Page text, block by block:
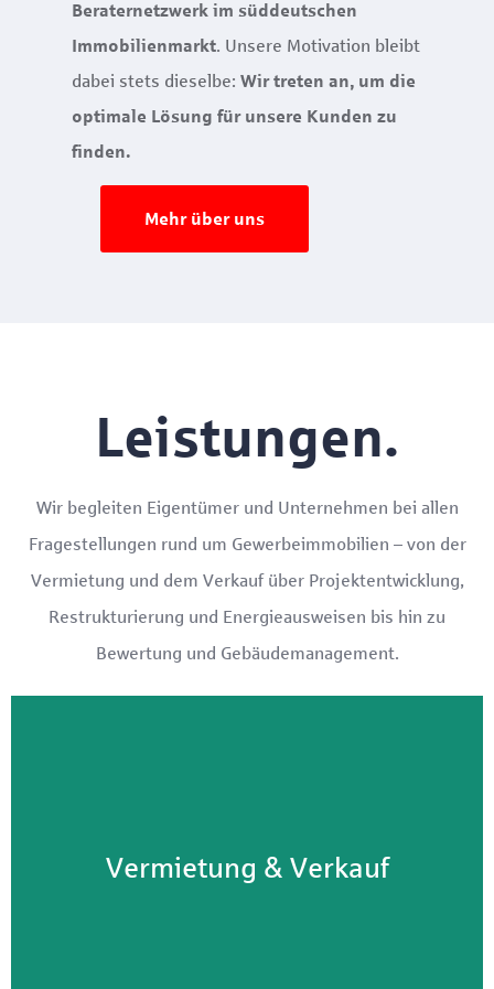
Beraternetzwerk im süddeutschen
Immobilienmarkt. Unsere Motivation bleibt
dabei stets dieselbe: Wir treten an, um die
optimale Lösung für unsere Kunden zu
finden.
Mehr über uns
Leistungen.
Wir begleiten Eigentümer und Unternehmen bei allen
Fragestellungen rund um Gewerbeimmobilien – von der
Vermietung und dem Verkauf über Projektentwicklung,
Restrukturierung und Energieausweisen bis hin zu
Bewertung und Gebäudemanagement.
Vermietung & Verkauf
Gewerbeimmobilien. Büro, Handel, Gewerbe,